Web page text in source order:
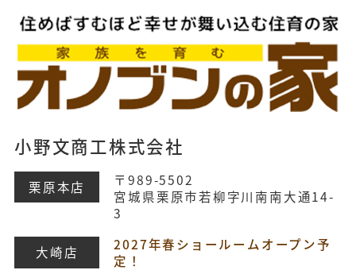
小野文商工株式会社
栗原本店
〒989-5502
宮城県栗原市若柳字川南南大通14-
3
大崎店
2027年春ショールームオープン予
定！